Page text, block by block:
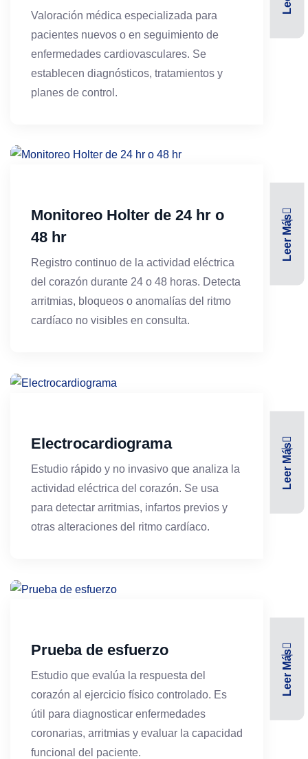
Valoración médica especializada para
pacientes nuevos o en seguimiento de
enfermedades cardiovasculares. Se
establecen diagnósticos, tratamientos y
planes de control.
Monitoreo Holter de 24 hr o
48 hr
Registro continuo de la actividad eléctrica
del corazón durante 24 o 48 horas. Detecta
arritmias, bloqueos o anomalías del ritmo
cardíaco no visibles en consulta.
Leer Más
Electrocardiograma
Estudio rápido y no invasivo que analiza la
actividad eléctrica del corazón. Se usa
para detectar arritmias, infartos previos y
otras alteraciones del ritmo cardíaco.
Leer Más
Prueba de esfuerzo
Estudio que evalúa la respuesta del
corazón al ejercicio físico controlado. Es
útil para diagnosticar enfermedades
coronarias, arritmias y evaluar la capacidad
funcional del paciente.
Leer Más